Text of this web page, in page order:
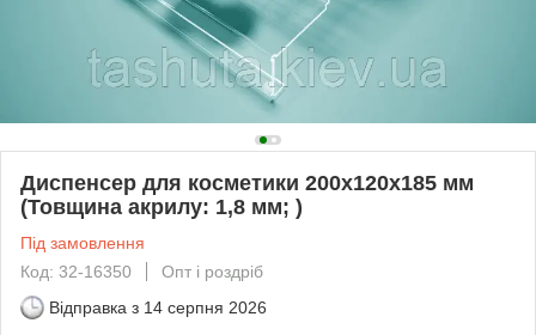
Диспенсер для косметики 200х120х185 мм
(Товщина акрилу: 1,8 мм; )
Під замовлення
Код: 32-16350
Опт і роздріб
Відправка з 14 серпня 2026